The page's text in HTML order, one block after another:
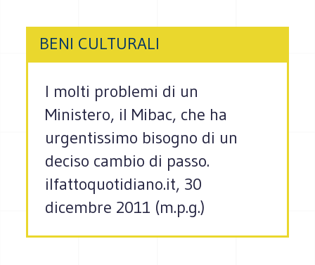
BENI CULTURALI
I molti problemi di un
Ministero, il Mibac, che ha
urgentissimo bisogno di un
deciso cambio di passo.
ilfattoquotidiano.it, 30
dicembre 2011 (m.p.g.)